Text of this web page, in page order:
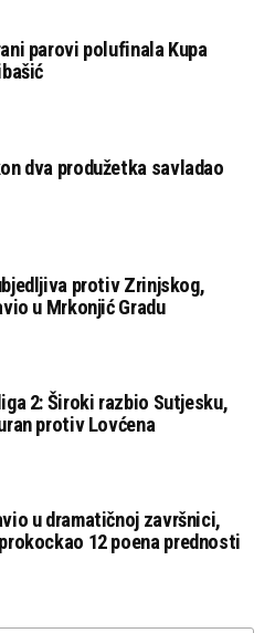
parovi polufinala Kupa
dva produžetka savladao
protiv Zrinjskog,
u Mrkonjić Gradu
2: Široki razbio Sutjesku,
protiv Lovćena
u dramatičnoj završnici,
12 poena prednosti